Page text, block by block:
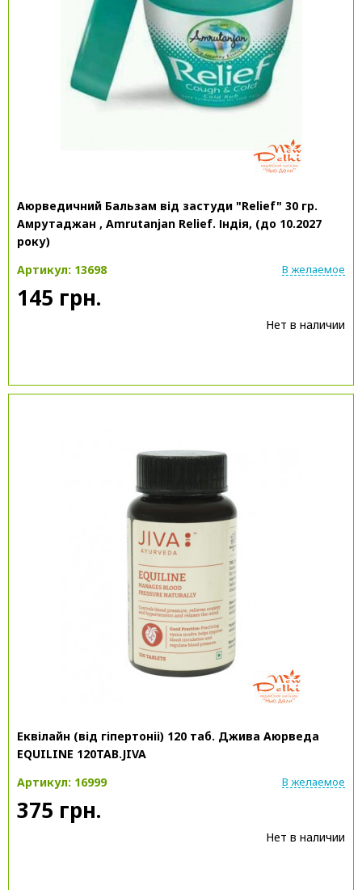
Аюрведичний Бальзам від застуди "Relief" 30 гр.
Амрутаджан , Amrutanjan Relief. Індія, (до 10.2027
року)
Артикул: 13698
В желаемое
145 грн.
Нет в наличии
Еквілайн (від гіпертоніі) 120 таб. Джива Аюрведа
EQUILINE 120TAB.JIVA
Артикул: 16999
В желаемое
375 грн.
Нет в наличии